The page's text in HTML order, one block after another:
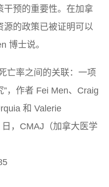
干预的重要性。在加拿
源的政策已被证明可以
博士说。
亡率之间的关联：一项
，作者 Fei Men、Craig
和 Valerie
， CMAJ（加拿大医学